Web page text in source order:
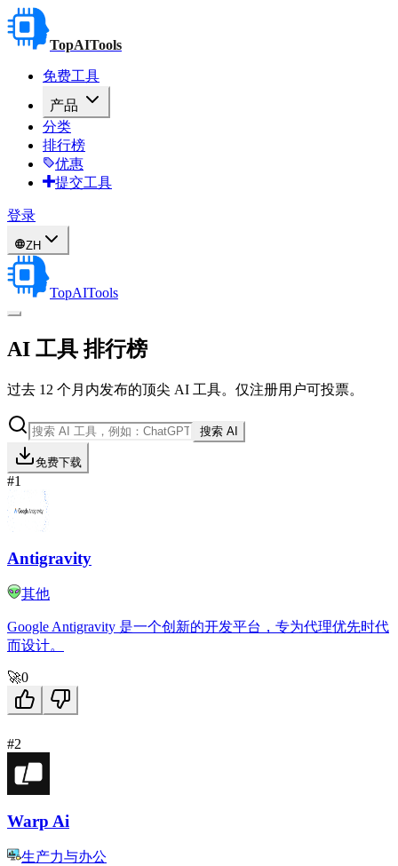
TopAITools
免费工具
产品
分类
排行榜
优惠
提交工具
登录
ZH
TopAITools
AI 工具 排行榜
过去 12 个月内发布的顶尖 AI 工具。仅注册用户可投票。
搜索 AI
免费下载
#1
Antigravity
其他
Google Antigravity 是一个创新的开发平台，专为代理优先时代
而设计。
🚀0
#2
Warp Ai
生产力与办公